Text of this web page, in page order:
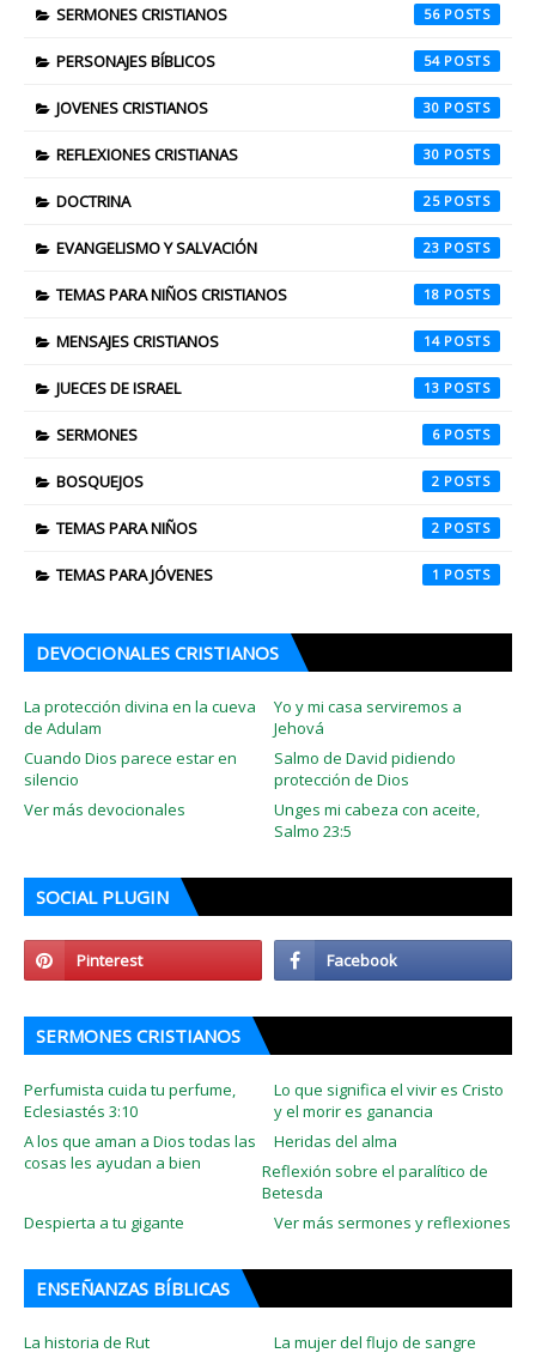
SERMONES CRISTIANOS 56
PERSONAJES BÍBLICOS 54
JOVENES CRISTIANOS 30
REFLEXIONES CRISTIANAS 30
DOCTRINA 25
EVANGELISMO Y SALVACIÓN 23
TEMAS PARA NIÑOS CRISTIANOS 18
MENSAJES CRISTIANOS 14
JUECES DE ISRAEL 13
SERMONES 6
BOSQUEJOS 2
TEMAS PARA NIÑOS 2
TEMAS PARA JÓVENES 1
DEVOCIONALES CRISTIANOS
La protección divina en la cueva
de Adulam
Yo y mi casa serviremos a
Jehová
Cuando Dios parece estar en
silencio
Salmo de David pidiendo
protección de Dios
Ver más devocionales
Unges mi cabeza con aceite,
Salmo 23:5
SOCIAL PLUGIN
SERMONES CRISTIANOS
Perfumista cuida tu perfume,
Eclesiastés 3:10
Lo que significa el vivir es Cristo
y el morir es ganancia
A los que aman a Dios todas las
cosas les ayudan a bien
Heridas del alma
Reflexión sobre el paralítico de
Betesda
Ver más sermones y reflexiones
Despierta a tu gigante
ENSEÑANZAS BÍBLICAS
La historia de Rut La mujer del flujo de sangre